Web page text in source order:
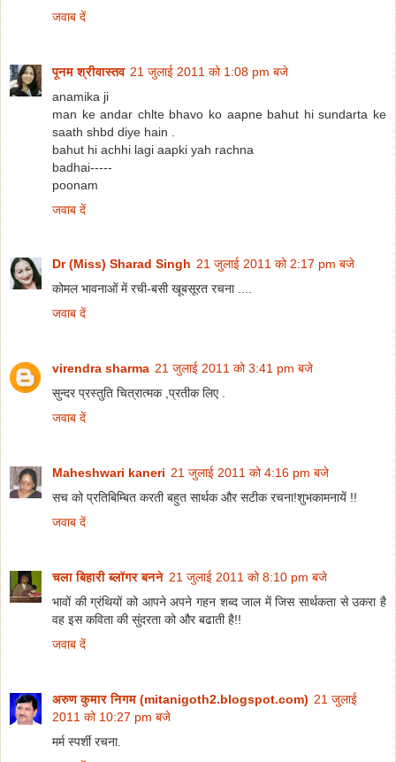
जवाब दें
पूनम श्रीवास्तव 21 जुलाई 2011 को 1:08 pm बजे
anamika ji
man ke andar chlte bhavo ko aapne bahut hi sundarta ke
saath shbd diye hain .
bahut hi achhi lagi aapki yah rachna
badhai-----
poonam
जवाब दें
Dr (Miss) Sharad Singh 21 जुलाई 2011 को 2:17 pm बजे
कोमल भावनाओं में रची-बसी खूबसूरत रचना ....
जवाब दें
virendra sharma 21 जुलाई 2011 को 3:41 pm बजे
सुन्दर प्रस्तुति चित्रात्मक ,प्रतीक लिए .
जवाब दें
Maheshwari kaneri 21 जुलाई 2011 को 4:16 pm बजे
सच को प्रतिबिम्बित करती बहुत सार्थक और सटीक रचना!शुभकामनायें !!
जवाब दें
चला बिहारी ब्लॉगर बनने 21 जुलाई 2011 को 8:10 pm बजे
भावों की ग्रंथियों को आपने अपने गहन शब्द जाल में जिस सार्थकता से उकरा है
वह इस कविता की सुंदरता को और बढाती है!!
जवाब दें
अरुण कुमार निगम (mitanigoth2.blogspot.com) 21 जुलाई
2011 को 10:27 pm बजे
मर्म स्पर्शी रचना.